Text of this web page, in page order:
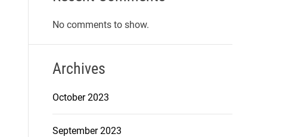
No comments to show.
Archives
October 2023
September 2023